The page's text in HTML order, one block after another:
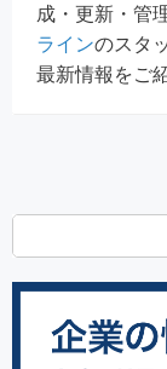
成・更新・管
ラインのスタ
最新情報をご